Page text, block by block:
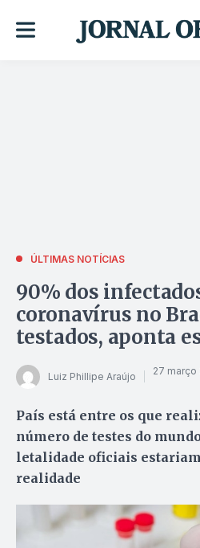
ÚLTIMAS NOTÍCIAS
90% dos
coronavírus no
testados, aponta
Luiz Phillipe Araújo 27 março
País está entre os que
número de testes do
letalidade oficiais
realidade